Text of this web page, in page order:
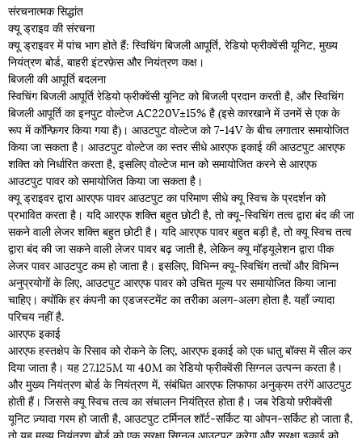
संरचनात्मक सिद्धांत
क्यू ड्राइव की संरचना
क्यू ड्राइवर में पांच भाग होते हैं: स्विचिंग बिजली आपूर्ति, रेडियो फ्रीक्वेंसी यूनिट, मुख्य
नियंत्रण बोर्ड, बाहरी इंटरफ़ेस और नियंत्रण कक्ष।
बिजली की आपूर्ति बदलना
स्विचिंग बिजली आपूर्ति रेडियो फ्रीक्वेंसी यूनिट को बिजली प्रदान करती है, और स्विचिंग
बिजली आपूर्ति का इनपुट वोल्टेज AC220V±15% है (इसे कारखाने में उनमें से एक के
रूप में कॉन्फ़िगर किया गया है)। आउटपुट वोल्टेज को 7-14V के बीच लगातार समायोजित
किया जा सकता है। आउटपुट वोल्टेज का स्तर सीधे आरएफ इकाई की आउटपुट आरएफ
शक्ति को निर्धारित करता है, इसलिए वोल्टेज मान को समायोजित करने से आरएफ
आउटपुट पावर को समायोजित किया जा सकता है।
क्यू ड्राइवर द्वारा आरएफ पावर आउटपुट का परिमाण सीधे क्यू स्विच के प्रदर्शन को
प्रभावित करता है। यदि आरएफ शक्ति बहुत छोटी है, तो क्यू-स्विचिंग तत्व द्वारा बंद की जा
सकने वाली लेजर शक्ति बहुत छोटी है। यदि आरएफ पावर बहुत बड़ी है, तो क्यू स्विच तत्व
द्वारा बंद की जा सकने वाली लेजर पावर बढ़ जाती है, लेकिन क्यू मॉड्यूलेशन द्वारा पीक
लेजर पावर आउटपुट कम हो जाता है। इसलिए, विभिन्न क्यू-स्विचिंग तत्वों और विभिन्न
अनुप्रयोगों के लिए, आउटपुट आरएफ पावर को उचित मूल्य पर समायोजित किया जाना
चाहिए। क्योंकि हर कंपनी का एडजस्टमेंट का तरीका अलग-अलग होता है. यहाँ ज्यादा
परिचय नहीं है.
आरएफ इकाई
आरएफ हस्तक्षेप के रिसाव को रोकने के लिए, आरएफ इकाई को एक धातु बॉक्स में सील कर
दिया जाता है। यह 27.125M या 40M का रेडियो फ्रीक्वेंसी सिग्नल उत्पन्न करता है।
और मुख्य नियंत्रण बोर्ड के नियंत्रण में, संबंधित आरएफ लिफाफा अनुक्रम तरंगें आउटपुट
होती हैं। जिससे क्यू स्विच तत्व का संचालन नियंत्रित होता है। जब रेडियो फ़्रीक्वेंसी
यूनिट ज़्यादा गरम हो जाती है, आउटपुट टर्मिनल शॉर्ट-सर्किट या ओपन-सर्किट हो जाता है,
तो यह मुख्य नियंत्रण बोर्ड को एक सुरक्षा सिग्नल आउटपुट करेगा और सुरक्षा इकाई को